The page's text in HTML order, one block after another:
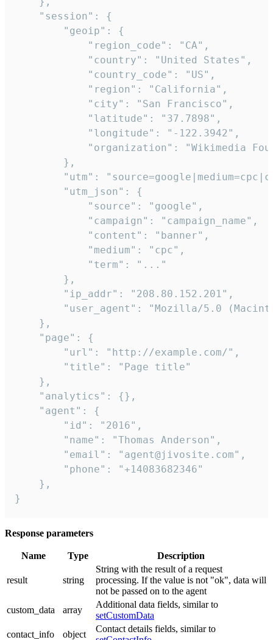
    "session": {
        "geoip": {
            "region_code": "CA",
            "country": "United States",
            "country_code": "US",
            "region": "California",
            "city": "San Francisco",
            "latitude": "37.7898",
            "longitude": "-122.3942",
"organization": "Wikimedia
        },
"utm":
        "utm_json": {
            "source": "google",
            "campaign": "campaign_name",
            "content": "banner",
            "medium": "cpc",
            "term": "..."
        },
        "ip_addr": "208.80.152.201",
"user_agent": "Mozilla/5.0
    },
    "page": {
        "url": "http://example.com/",
        "title": "Page title"
    },
    "analytics": {},
    "agent": {
        "id": "2016",
        "name": "Thomas Anderson",
        "email": "agent@jivosite.com",
        "phone": "+14083682346"
    },
}
Response parameters
Name Type Description
result string
String with the result of a request
processing. If the value is not "ok", data will
not be passed on to the agent
custom_data
array
Additional data fields, similar to
setCustomData
contact_info
object
Contact details fields, similar to